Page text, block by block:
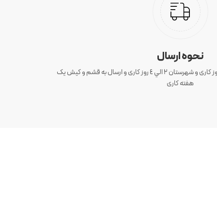
نحوه ارسال
ارسال سفارش های تهران 1 الی 3 روز کاری و شهرستان ٢ الي ٤ روز کاری و ارسال به قشم و کیش یک
هفته کاری